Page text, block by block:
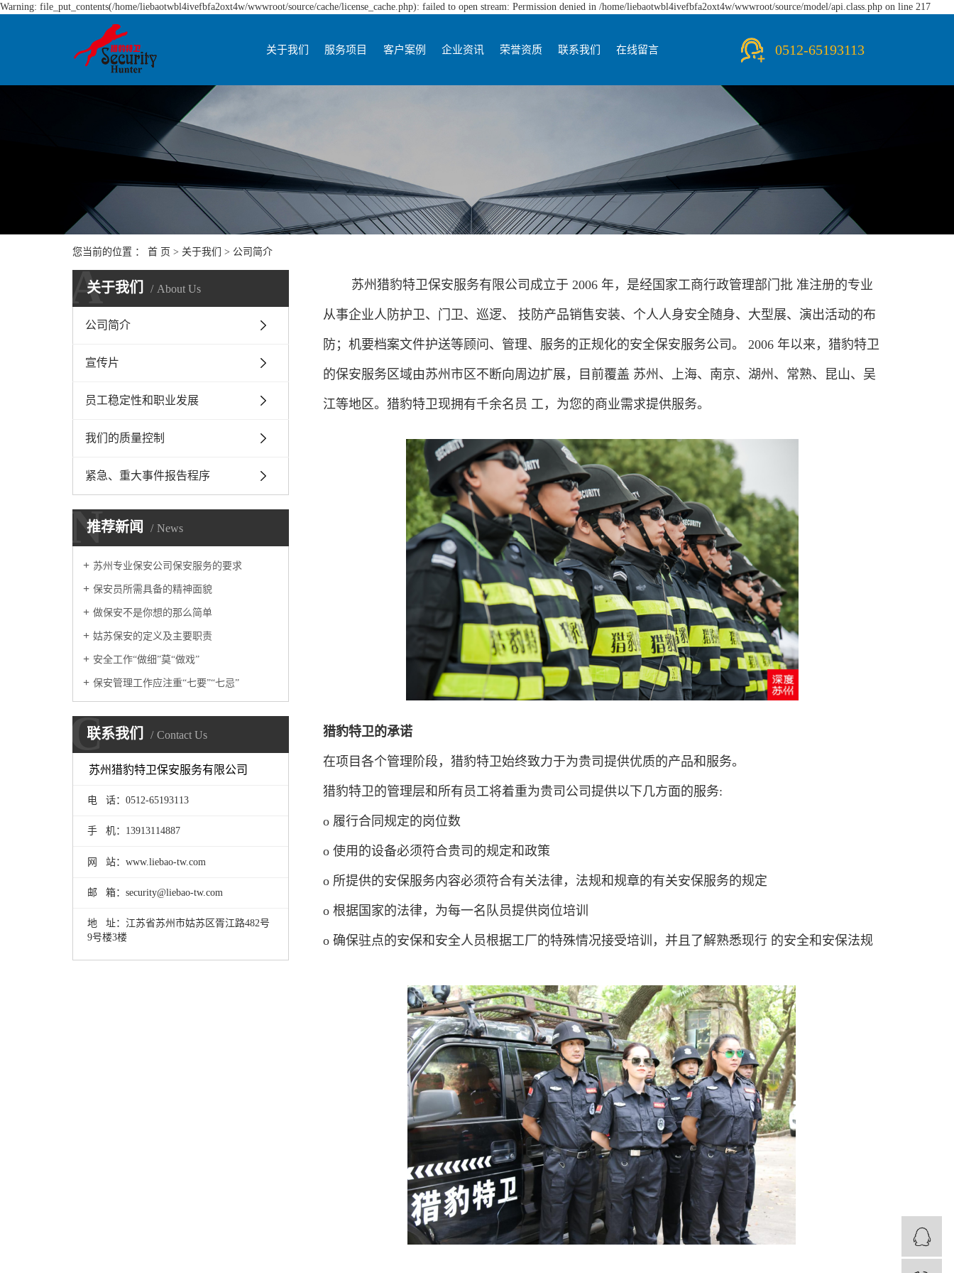
Warning: file_put_contents(/home/liebaotwbl4ivefbfa2oxt4w/wwwroot/source/cache/license_cache.php): failed to open stream: Permission denied in /home/liebaotwbl4ivefbfa2oxt4w/wwwroot/source/model/api.class.php on line 217
关于我们 服务项目 客户案例 企业资讯 荣誉资质 联系我们 在线留言 0512-65193113
您当前的位置 ： 首 页 > 关于我们 > 公司简介
关于我们 About Us
A
公司简介
宣传片
员工稳定性和职业发展
我们的质量控制
紧急、重大事件报告程序
推荐新闻 News
N
苏州专业保安公司保安服务的要求
保安员所需具备的精神面貌
做保安不是你想的那么简单
姑苏保安的定义及主要职责
安全工作“做细”莫“做戏”
保安管理工作应注重“七要”“七忌”
联系我们 Contact Us
C
苏州猎豹特卫保安服务有限公司
电 话：0512-65193113
手 机： 13913114887
网 站：www.liebao-tw.com
邮 箱：security@liebao-tw.com
地 址：江苏省苏州市姑苏区胥江路482号
9号楼3楼
苏州猎豹特卫保安服务有限公司成立于 2006 年，是经国家工商行政管理部门批 准注册的专业
从事企业人防护卫、门卫、巡逻、 技防产品销售安装、个人人身安全随身、大型展、演出活动的布
防；机要档案文件护送等顾问、管理、服务的正规化的安全保安服务公司。 2006 年以来，猎豹特卫
的保安服务区域由苏州市区不断向周边扩展，目前覆盖 苏州、上海、南京、湖州、常熟、昆山、吴
江等地区。猎豹特卫现拥有千余名员 工，为您的商业需求提供服务。
猎豹特卫的承诺
在项目各个管理阶段，猎豹特卫始终致力于为贵司提供优质的产品和服务。
猎豹特卫的管理层和所有员工将着重为贵司公司提供以下几方面的服务:
o 履行合同规定的岗位数
o 使用的设备必须符合贵司的规定和政策
o 所提供的安保服务内容必须符合有关法律，法规和规章的有关安保服务的规定
o 根据国家的法律，为每一名队员提供岗位培训
o 确保驻点的安保和安全人员根据工厂的特殊情况接受培训，并且了解熟悉现行 的安全和安保法规